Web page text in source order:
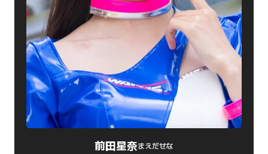
前田星奈まえだせな